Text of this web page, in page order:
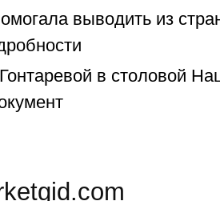
выводить из
в столовой